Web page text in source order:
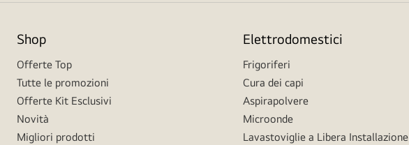
Shop
Offerte Top
Tutte le promozioni
Offerte Kit Esclusivi
Novità
Migliori prodotti
Elettrodomestici
Frigoriferi
Cura dei capi
Aspirapolvere
Microonde
Lavastoviglie a Libera Installazione